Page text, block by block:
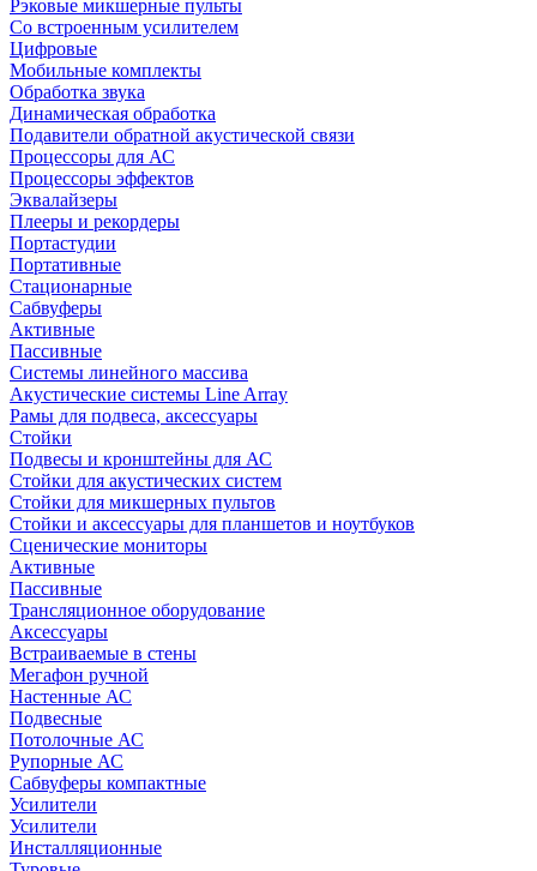
Рэковые микшерные пульты
Со встроенным усилителем
Цифровые
Мобильные комплекты
Обработка звука
Динамическая обработка
Подавители обратной акустической связи
Процессоры для АС
Процессоры эффектов
Эквалайзеры
Плееры и рекордеры
Портастудии
Портативные
Стационарные
Сабвуферы
Активные
Пассивные
Системы линейного массива
Акустические системы Line Array
Рамы для подвеса, аксессуары
Стойки
Подвесы и кронштейны для АС
Стойки для акустических систем
Стойки для микшерных пультов
Стойки и аксессуары для планшетов и ноутбуков
Сценические мониторы
Активные
Пассивные
Трансляционное оборудование
Аксессуары
Встраиваемые в стены
Мегафон ручной
Настенные АС
Подвесные
Потолочные АС
Рупорные АС
Сабвуферы компактные
Усилители
Усилители
Инсталляционные